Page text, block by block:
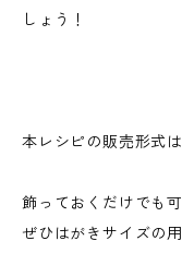
しょう！
本レシピの販売形式は
飾っておくだけでも
ぜひはがきサイズの